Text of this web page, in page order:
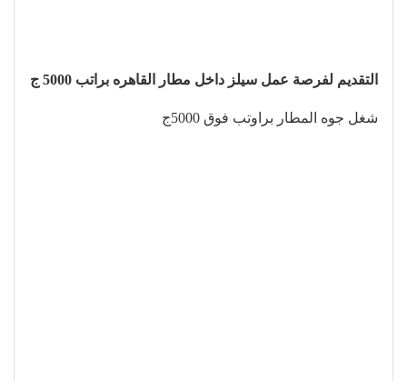
التقديم لفرصة عمل سيلز داخل مطار القاهره براتب 5000 ج
شغل جوه المطار براوتب فوق 5000ج